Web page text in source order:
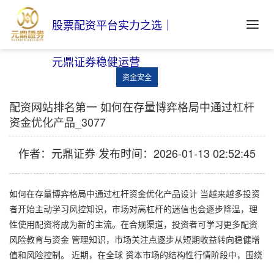
股票配资平台实力之选｜
元鼎证券稳健运营
资金安全
配资网站排名第一 如何在存量博弈格局中通过杠杆
资金优化产品_3077
作者：元鼎证券 发布时间：2026-01-13 02:52:45
如何在存量博弈格局中通过杠杆资金优化产品设计 当越来越多投资
者开始主动学习风控知识，市场对高杠杆的迷信也会逐步降温，理
性使用配资将成为新的主流。在合规渠道，投资者可学习更多配资
风险教育与资金 管理知识，市场关注点逐步从短期收益转向稳健增
值和风险控制。 近期，在全球 资本市场的结构性行情阶段中，围绕